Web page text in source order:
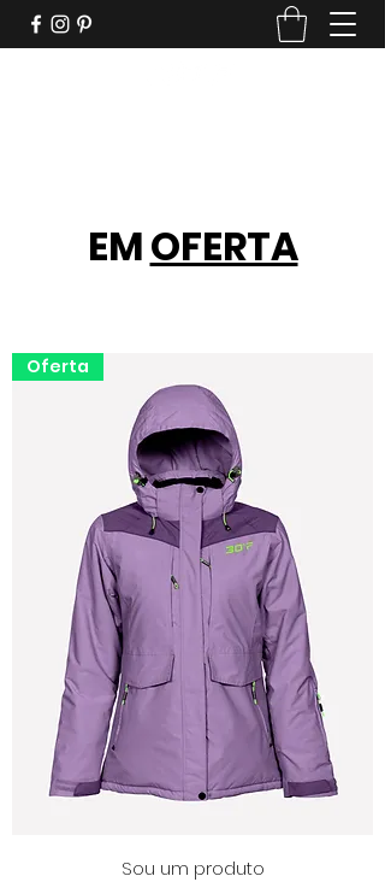
EMOFERTA
Oferta
Sou um produto